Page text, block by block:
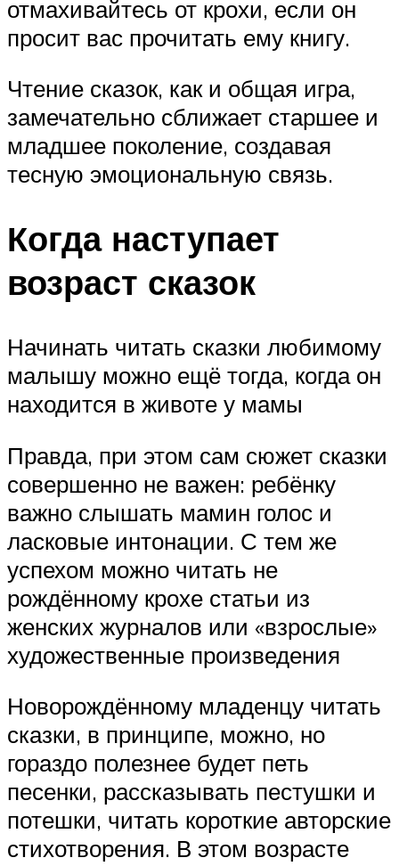
отмахивайтесь от крохи, если он
просит вас прочитать ему книгу.
Чтение сказок, как и общая игра,
замечательно сближает старшее и
младшее поколение, создавая
тесную эмоциональную связь.
Когда наступает
возраст сказок
Начинать читать сказки любимому
малышу можно ещё тогда, когда он
находится в животе у мамы
Правда, при этом сам сюжет сказки
совершенно не важен: ребёнку
важно слышать мамин голос и
ласковые интонации. С тем же
успехом можно читать не
рождённому крохе статьи из
женских журналов или «взрослые»
художественные произведения
Новорождённому младенцу читать
сказки, в принципе, можно, но
гораздо полезнее будет петь
песенки, рассказывать пестушки и
потешки, читать короткие авторские
стихотворения. В этом возрасте